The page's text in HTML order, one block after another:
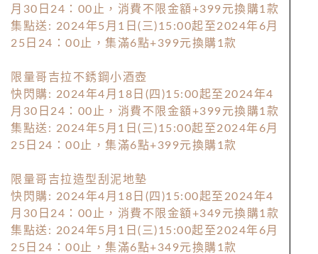
月30日24：00止，消費不限金額+399元換購1款
集點送: 2024年5月1日(三)15:00起至2024年6月
25日24：00止，集滿6點+399元換購1款
限量哥吉拉不銹鋼小酒壺
快閃購: 2024年4月18日(四)15:00起至2024年4
月30日24：00止，消費不限金額+399元換購1款
集點送: 2024年5月1日(三)15:00起至2024年6月
25日24：00止，集滿6點+399元換購1款
限量哥吉拉造型刮泥地墊
快閃購: 2024年4月18日(四)15:00起至2024年4
月30日24：00止，消費不限金額+349元換購1款
集點送: 2024年5月1日(三)15:00起至2024年6月
25日24：00止，集滿6點+349元換購1款